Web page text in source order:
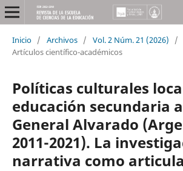
Inicio / Archivos / Vol. 2 Núm. 21 (2026)
/
Artículos científico-académicos
Políticas culturales
educación secundaria
General Alvarado
2011-2021). La
narrativa como